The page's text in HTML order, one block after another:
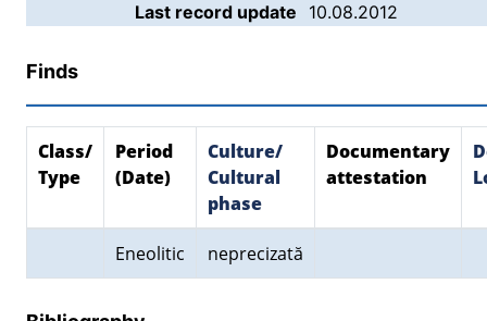
Last record update
10.08.2012
Finds
Class/
Type
Period
(Date)
Culture/
Cultural
phase
Documentary
attestation
Eneolitic neprecizată